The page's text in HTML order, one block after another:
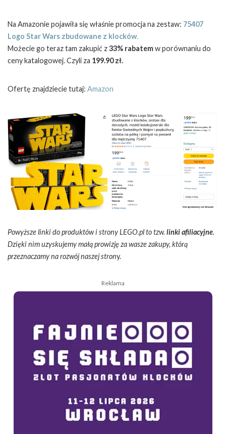
Na Amazonie pojawiła się właśnie promocja na zestaw: 75407
Logo Star Wars zbudowane z klocków.
Możecie go teraz tam zakupić z33% rabatemw porównaniu do
ceny katalogowej. Czyli za 199.90 zł.
Ofertę znajdziecie tutaj: Amazon
Powyższe linki do produktów i strony LEGO.pl to tzw. linki afiliacyjne.
Dzięki nim uzyskujemy małą prowizję za wasze zakupy, którą
przeznaczamy na rozwój naszej strony.
Reklama